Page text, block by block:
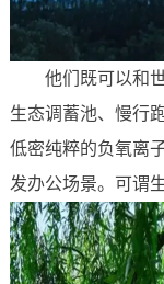
他们既可以和世
生态调蓄池、慢行
低密纯粹的负氧离
发办公场景。可谓